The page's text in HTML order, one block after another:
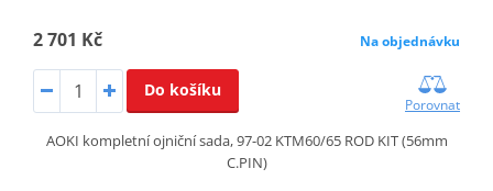
2 701 Kč Na objednávku
Do košíku
Porovnat
AOKI kompletní ojniční sada, 97-02 KTM60/65 ROD KIT (56mm
C.PIN)